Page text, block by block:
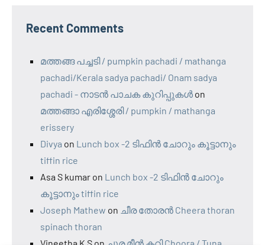
Recent Comments
മത്തങ്ങ പച്ചടി / pumpkin pachadi / mathanga
pachadi/Kerala sadya pachadi/ Onam sadya
pachadi - നാടന്‍ പാചക കുറിപ്പുകള്‍ on
മത്തങ്ങാ എരിശ്ശേരി / pumpkin / mathanga
erissery
Divya on Lunch box -2 ടിഫിൻ ചോറും കൂട്ടാനും
tiffin rice
Asa S kumar on Lunch box -2 ടിഫിൻ ചോറും
കൂട്ടാനും tiffin rice
Joseph Mathew on ചീര തോരൻ Cheera thoran
spinach thoran
Vineetha K S on ചൂര മീന്‍ കറി Choora / Tuna